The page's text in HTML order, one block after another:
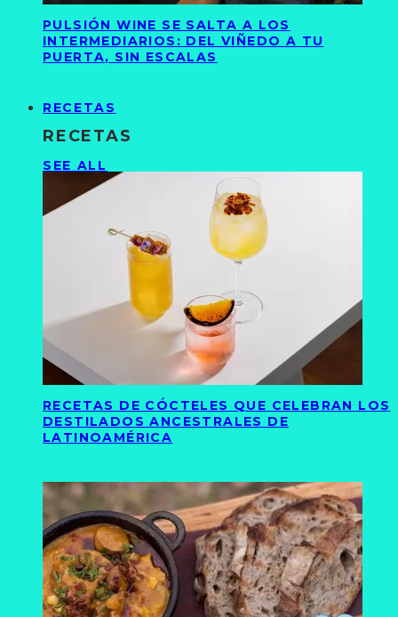
PULSIÓN WINE SE SALTA A LOS
INTERMEDIARIOS: DEL VIÑEDO A TU
PUERTA, SIN ESCALAS
RECETAS
RECETAS
SEE ALL
RECETAS DE CÓCTELES QUE CELEBRAN LOS
DESTILADOS ANCESTRALES DE
LATINOAMÉRICA